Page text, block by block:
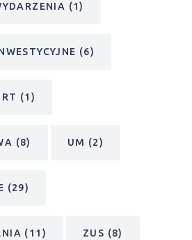
(1)
(6)
(1)
(8) UM (2)
(29)
(11) ZUS (8)